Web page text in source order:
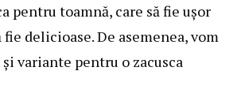
pentru toamnă, care să fie ușor
fie delicioase. De asemenea, vom
variante pentru o zacusca